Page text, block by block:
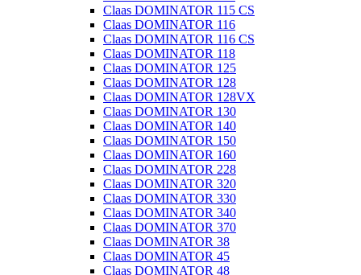
Claas DOMINATOR 115 CS
Claas DOMINATOR 116
Claas DOMINATOR 116 CS
Claas DOMINATOR 118
Claas DOMINATOR 125
Claas DOMINATOR 128
Claas DOMINATOR 128VX
Claas DOMINATOR 130
Claas DOMINATOR 140
Claas DOMINATOR 150
Claas DOMINATOR 160
Claas DOMINATOR 228
Claas DOMINATOR 320
Claas DOMINATOR 330
Claas DOMINATOR 340
Claas DOMINATOR 370
Claas DOMINATOR 38
Claas DOMINATOR 45
Claas DOMINATOR 48